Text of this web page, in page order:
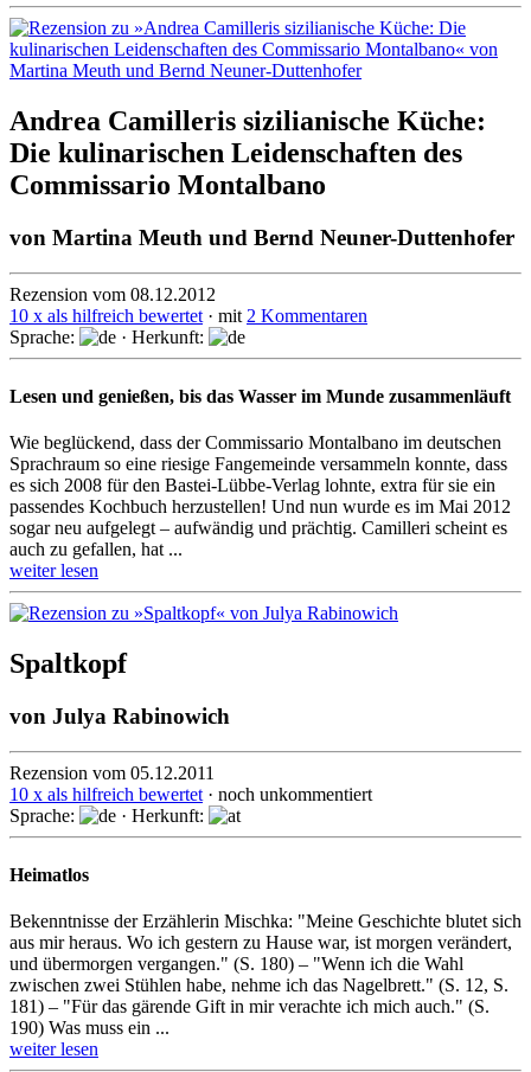
Andrea Camilleris sizilianische Küche:
Die kulinarischen Leidenschaften des
Commissario Montalbano
von Martina Meuth und Bernd Neuner-Duttenhofer
Rezension vom 08.12.2012
10 x als hilfreich bewertet · mit 2 Kommentaren
Sprache:
· Herkunft:
Lesen und genießen, bis das Wasser im Munde zusammenläuft
Wie beglückend, dass der Commissario Montalbano im deutschen
Sprachraum so eine riesige Fangemeinde versammeln konnte, dass
es sich 2008 für den Bastei-Lübbe-Verlag lohnte, extra für sie ein
passendes Kochbuch herzustellen! Und nun wurde es im Mai 2012
sogar neu aufgelegt – aufwändig und prächtig. Camilleri scheint es
auch zu gefallen, hat ...
weiter lesen
Spaltkopf
von Julya Rabinowich
Rezension vom 05.12.2011
10 x als hilfreich bewertet · noch unkommentiert
Sprache:
· Herkunft:
Heimatlos
Bekenntnisse der Erzählerin Mischka: "Meine Geschichte blutet sich
aus mir heraus. Wo ich gestern zu Hause war, ist morgen verändert,
und übermorgen vergangen." (S. 180) – "Wenn ich die Wahl
zwischen zwei Stühlen habe, nehme ich das Nagelbrett." (S. 12, S.
181) – "Für das gärende Gift in mir verachte ich mich auch." (S.
190) Was muss ein ...
weiter lesen